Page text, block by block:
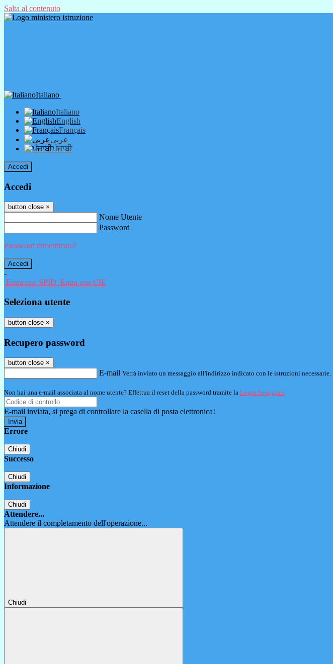
Salta al contenuto
Italiano
Italiano
English
Français
عربى
ਪੰਜਾਬੀ
Accedi
Accedi
button close ×
Nome Utente
Password
Password dimenticata?
-
Entra con SPID Entra con CIE
Seleziona utente
button close ×
Recupero password
button close ×
E-mail Verrà inviato un messaggio all'indirizzo indicato con le istruzioni necessarie.
Non hai una e-mail associata al nome utente? Effettua il reset della password tramite la Login Spaggiari
E-mail inviata, si prega di controllare la casella di posta elettronica!
Errore
Chiudi
Successo
Chiudi
Informazione
Chiudi
Attendere...
Attendere il completamento dell'operazione...
Chiudi